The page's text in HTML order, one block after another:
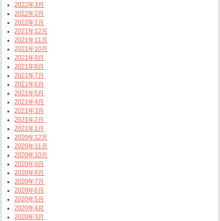
2022年3月
2022年2月
2022年1月
2021年12月
2021年11月
2021年10月
2021年9月
2021年8月
2021年7月
2021年6月
2021年5月
2021年4月
2021年3月
2021年2月
2021年1月
2020年12月
2020年11月
2020年10月
2020年9月
2020年8月
2020年7月
2020年6月
2020年5月
2020年4月
2020年3月